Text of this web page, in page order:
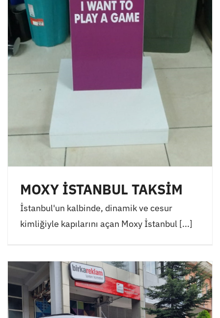
MOXY İSTANBUL TAKSİM
İstanbul'un kalbinde, dinamik ve cesur
kimliğiyle kapılarını açan Moxy İstanbul [...]